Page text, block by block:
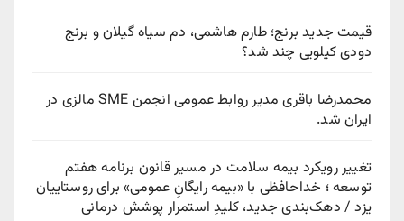
قیمت جدید برنج؛ طارم هاشمی، دم سیاه گیلان و برنج
دودی کیلویی چند شد؟
محمدرضا باقری مدیر روابط عمومی انجمن SME مالزی در
ایران شد.
تغییر رویکرد بیمه سلامت در مسیر قانون برنامه هفتم
توسعه ؛ خداحافظی با «بیمه رایگانِ عمومی» برای روستاییان
یزد / دهک‌بندی جدید، کلیدِ استمرار پوشش درمانی